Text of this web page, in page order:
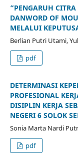
“PENGARUH
DANWORD OF
MELALUI
Berlian Putri Utami,
pdf
DETERMINASI
PROFESIONAL
DISIPLIN KERJA
NEGERI 6 SOLOK
Sonia Marta Nardi
pdf